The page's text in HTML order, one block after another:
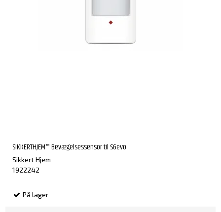
SIKKERTHJEM™ Bevægelsessensor til S6evo
Sikkert Hjem
1922242
På lager